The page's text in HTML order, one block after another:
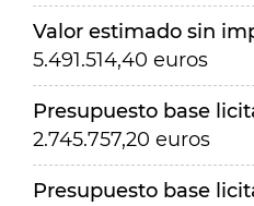
Valor estimado sin
5.491.514,40 euros
Presupuesto base
2.745.757,20 euros
Presupuesto base